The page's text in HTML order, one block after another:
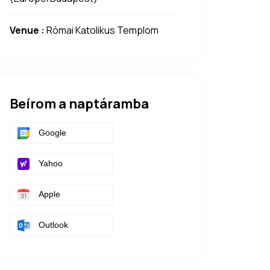
Venue : Római Katolikus Templom
Beírom a naptáramba
Google
Yahoo
Apple
Outlook